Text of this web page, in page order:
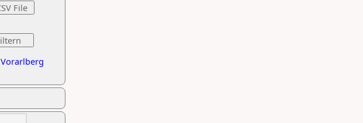
Vorarlberg